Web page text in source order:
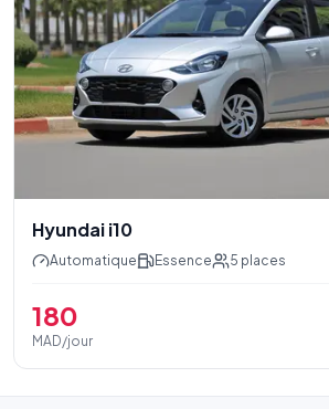
Hyundai i10
Automatique Essence 5 places
180
MAD/jour